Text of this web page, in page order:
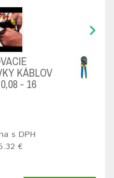
KÁBLOV
- 16
s DPH
€